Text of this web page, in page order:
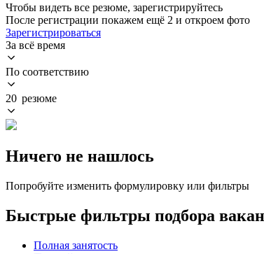
Чтобы видеть все резюме, зарегистрируйтесь
После регистрации покажем ещё 2 и откроем фото
Зарегистрироваться
За всё время
По соответствию
20 резюме
Ничего не нашлось
Попробуйте изменить формулировку или фильтры
Быстрые фильтры подбора
Полная занятость